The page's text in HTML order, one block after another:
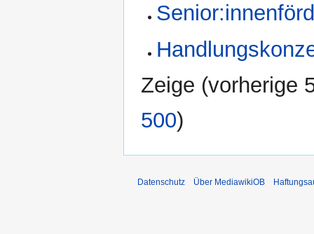
Zeige (vorherige
500)
Datenschutz Über MediawikiOB